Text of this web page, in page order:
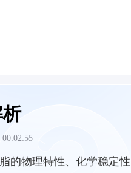
00:02:55
的物理特性、化学稳定性